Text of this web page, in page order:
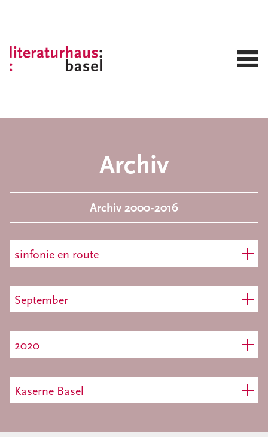
Archiv
Archiv 2000-2016
sinfonie en route
September
2020
Kaserne Basel